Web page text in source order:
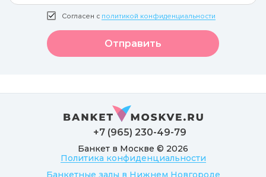
Согласен с политикой конфиденциальности
Отправить
Банкет в Москве © 2026
Политика конфиденциальности
Банкетные залы в Нижнем Новгороде
+7 (965) 230-49-79